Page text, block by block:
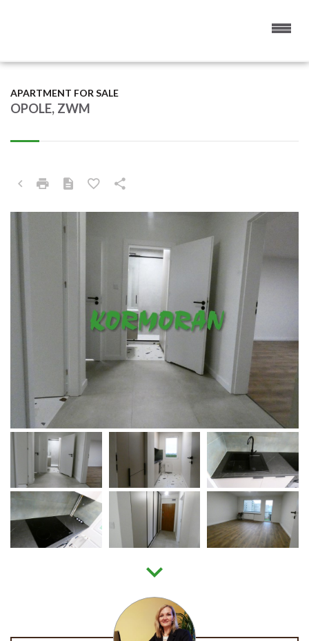
OPOLE, ZWM
APARTMENT FOR SALE